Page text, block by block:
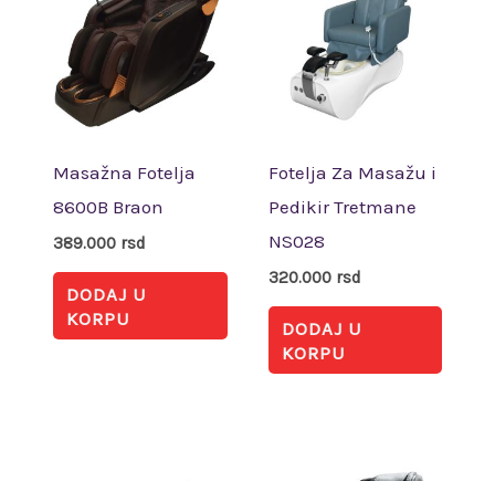
Masažna Fotelja
8600B Braon
389.000 rsd
DODAJ U
KORPU
Fotelja Za Masažu i
Pedikir Tretmane
NS028
320.000 rsd
DODAJ U
KORPU